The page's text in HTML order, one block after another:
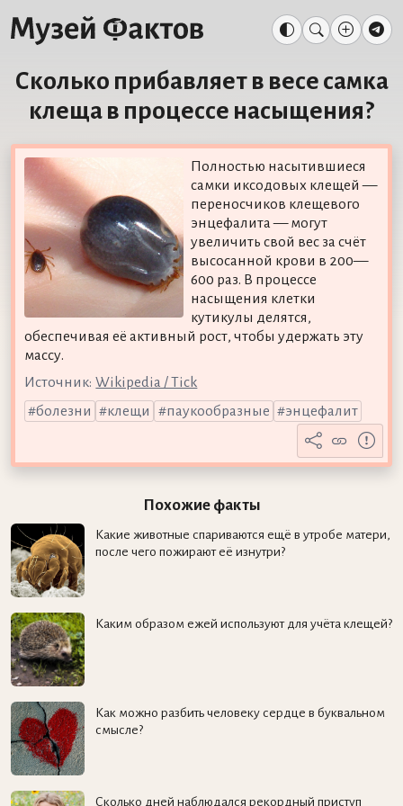
Сколько прибавляет в весе самка
клеща в процессе насыщения?
Полностью насытившиеся
самки иксодовых клещей —
переносчиков клещевого
энцефалита — могут
увеличить свой вес за счёт
высосанной крови в 200—
600 раз. В процессе
насыщения клетки
кутикулы делятся,
обеспечивая её активный рост, чтобы удержать эту
массу.
Источник: Wikipedia / Tick
болезни
клещи паукообразные энцефалит
Похожие факты
Какие животные спариваются ещё в утробе матери,
после чего пожирают её изнутри?
Каким образом ежей используют для учёта клещей?
Как можно разбить человеку сердце в буквальном
смысле?
Сколько дней наблюдался рекордный приступ